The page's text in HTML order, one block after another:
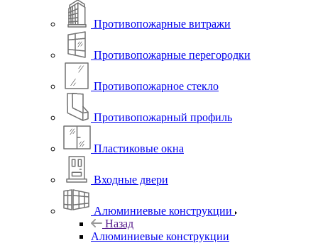
Противопожарные витражи
Противопожарные перегородки
Противопожарное стекло
Противопожарный профиль
Пластиковые окна
Входные двери
Алюминиевые конструкции
Назад
Алюминиевые конструкции